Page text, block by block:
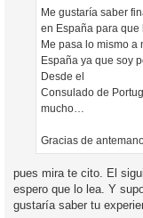
Me gustaría saber
en España para
Me pasa lo mismo a
España ya que soy
Desde el
Consulado de
mucho…
Gracias de
pues mira te cito. El
espero que lo lea. Y
gustaría saber tu